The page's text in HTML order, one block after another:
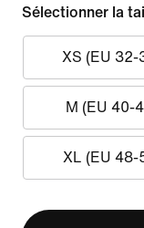
Sélectionner la
XS (EU 32-
M (EU 40-
XL (EU 48-